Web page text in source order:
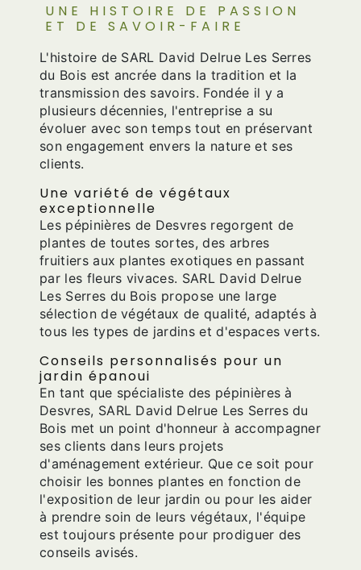
UNE HISTOIRE DE PASSION
ET DE SAVOIR-FAIRE
L'histoire de SARL David Delrue Les Serres
du Bois est ancrée dans la tradition et la
transmission des savoirs. Fondée il y a
plusieurs décennies, l'entreprise a su
évoluer avec son temps tout en préservant
son engagement envers la nature et ses
clients.
Une variété de végétaux
exceptionnelle
Les pépinières de Desvres regorgent de
plantes de toutes sortes, des arbres
fruitiers aux plantes exotiques en passant
par les fleurs vivaces. SARL David Delrue
Les Serres du Bois propose une large
sélection de végétaux de qualité, adaptés à
tous les types de jardins et d'espaces verts.
Conseils personnalisés pour un
jardin épanoui
En tant que spécialiste des pépinières à
Desvres, SARL David Delrue Les Serres du
Bois met un point d'honneur à accompagner
ses clients dans leurs projets
d'aménagement extérieur. Que ce soit pour
choisir les bonnes plantes en fonction de
l'exposition de leur jardin ou pour les aider
à prendre soin de leurs végétaux, l'équipe
est toujours présente pour prodiguer des
conseils avisés.